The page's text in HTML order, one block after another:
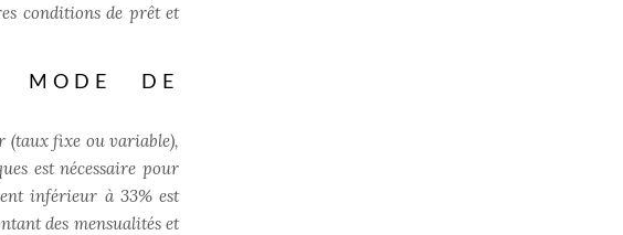
conditions de prêt et
MODE DE
(taux fixe ou variable),
est nécessaire pour
inférieur à 33% est
des mensualités et